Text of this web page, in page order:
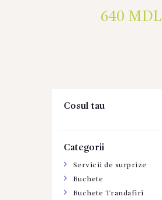
640 MDL
Cosul tau
Categorii
Servicii de surprize
Buchete
Buchete Trandafiri